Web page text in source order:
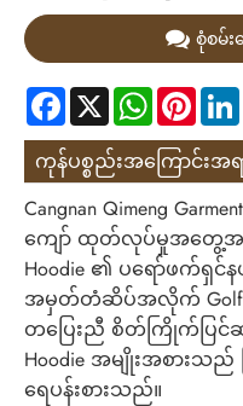
စုံစမ်း
Facebook
X WhatsApp
ကုန်ပစ္စည်းအကြောင်းအ
Cangnan Qimeng
ကျော် ထုတ်လုပ်မှုအတွေ့အကြုံ
Hoodie ၏ ပရော်ဖက်
အမှတ်တံဆိပ်အလိုက် Golf
တပြေးညီ စိတ်ကြိုက်ပြင်ဆ
Hoodie အမျိုးအစား
ရေပန်းစားသည်။